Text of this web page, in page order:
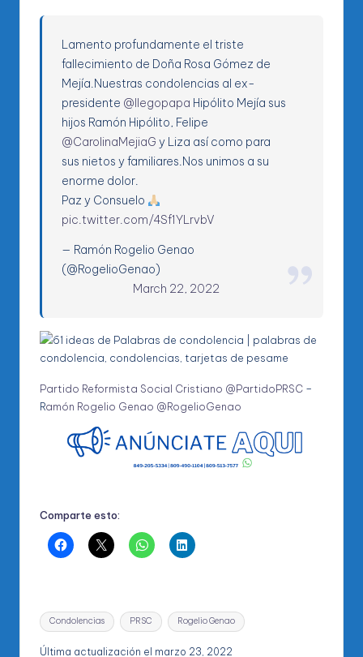
Lamento profundamente el triste
fallecimiento de Doña Rosa Gómez de
Mejía.Nuestras condolencias al ex-
presidente @llegopapa Hipólito Mejía sus
hijos Ramón Hipólito, Felipe
@CarolinaMejiaG y Liza así como para
sus nietos y familiares.Nos unimos a su
enorme dolor.
Paz y Consuelo
pic.twitter.com/4Sf1YLrvbV
— Ramón Rogelio Genao
(@RogelioGenao)
March 22, 2022
Partido Reformista Social Cristiano @PartidoPRSC –
Ramón Rogelio Genao @RogelioGenao
Comparte esto:
Etiquetas:
Condolencias PRSC Rogelio Genao
Última actualización el marzo 23, 2022